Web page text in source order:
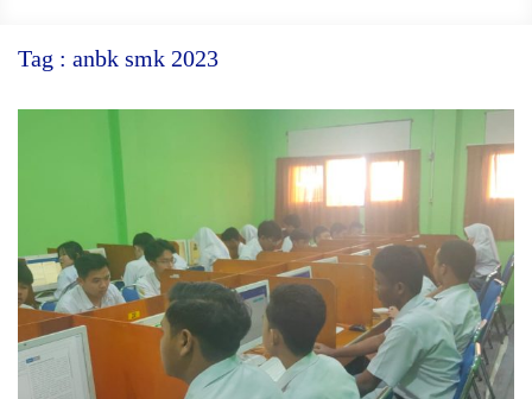
Tag : anbk smk 2023